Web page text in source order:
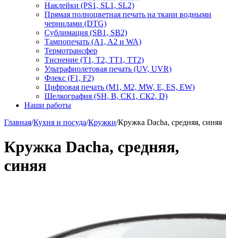
Наклейки (PS1, SL1, SL2)
Прямая полноцветная печать на ткани водными
чернилами (DTG)
Сублимация (SB1, SB2)
Тампопечать (A1, A2 и WA)
Термотрансфер
Тиснение (Т1, Т2, ТT1, ТT2)
Ультрафиолетовая печать (UV, UVR)
Флекс (F1, F2)
Цифровая печать (M1, M2, MW, E, ES, EW)
Шелкография (SH, В, СК1, СК2, D)
Наши работы
Главная/Кухня и посуда/Кружки/Кружка Dacha, средняя, синяя
Кружка Dacha, средняя,
синяя